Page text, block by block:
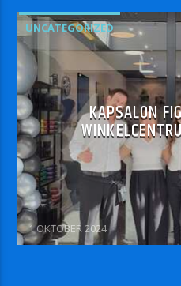
UNCATEGORIZED
KAPSALON
1 OKTOBER 2024